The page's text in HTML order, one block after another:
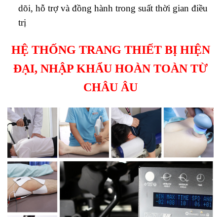
dõi, hỗ trợ và đồng hành trong suất thời gian điều
trị
HỆ THỐNG TRANG THIẾT BỊ HIỆN
ĐẠI, NHẬP KHẨU HOÀN TOÀN TỪ
CHÂU ÂU